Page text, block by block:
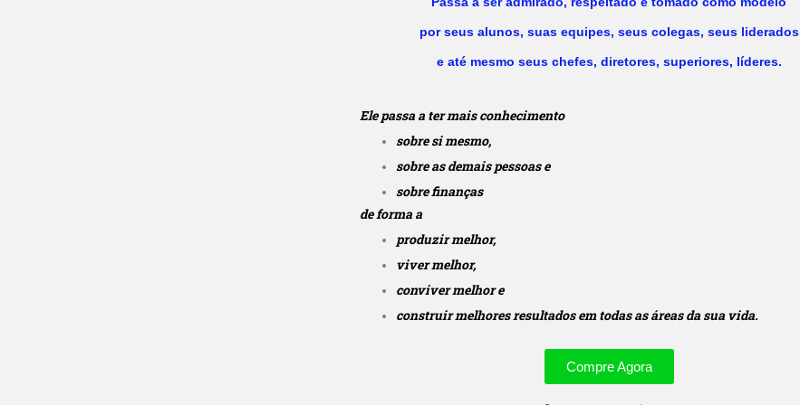
por seus alunos, suas equipes, seus colegas, seus liderados
e até mesmo seus chefes, diretores, superiores, líderes.
Ele passa a ter mais conhecimento
sobre si mesmo,
sobre as demais pessoas e
sobre finanças
de forma a
produzir melhor,
viver melhor,
conviver melhor e
construir melhores resultados em todas as áreas da sua vida.
Compre Agora